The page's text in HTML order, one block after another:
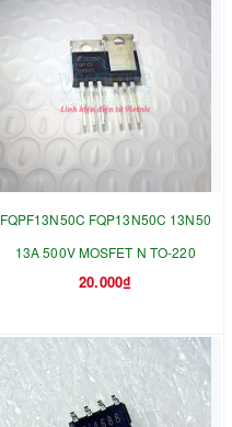
FQPF13N50C FQP13N50C 13N50
13A 500V MOSFET N TO-220
20.000₫